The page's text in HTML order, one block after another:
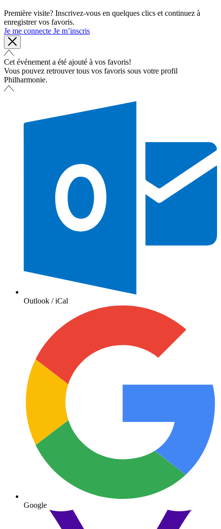
Première visite? Inscrivez-vous en quelques clics et continuez à
enregistrer vos favoris.
Je me connecte Je m’inscris
Cet événement a été ajouté à vos favoris!
Vous pouvez retrouver tous vos favoris sous votre profil
Philharmonie.
Outlook / iCal
Google